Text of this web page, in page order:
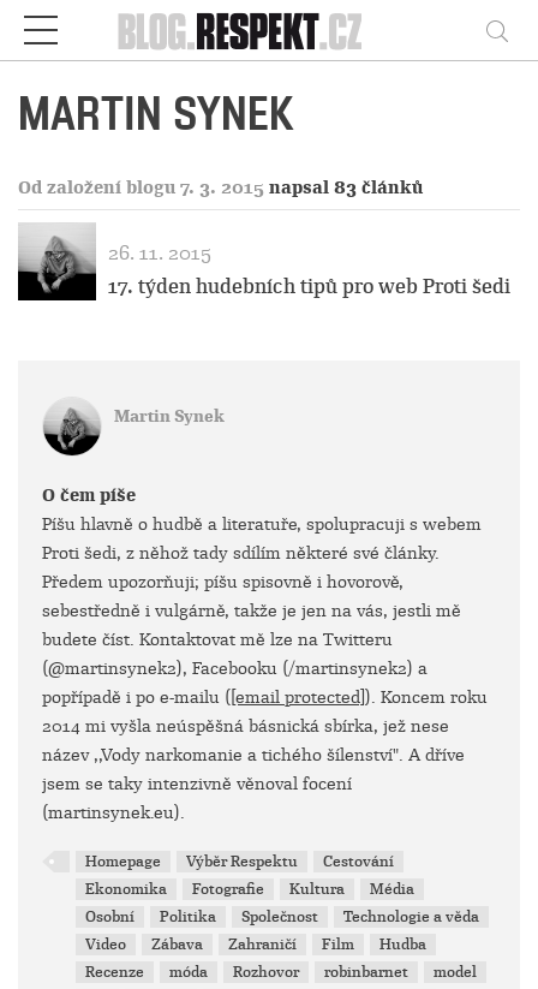
Respekt
MARTIN SYNEK
Od založení blogu 7. 3. 2015 napsal 83 článků
26. 11. 2015
17. týden hudebních tipů pro web Proti šedi
Martin Synek
O čem píše
Píšu hlavně o hudbě a literatuře, spolupracuji s webem
Proti šedi, z něhož tady sdílím některé své články.
Předem upozorňuji; píšu spisovně i hovorově,
sebestředně i vulgárně, takže je jen na vás, jestli mě
budete číst. Kontaktovat mě lze na Twitteru
(@martinsynek2), Facebooku (/martinsynek2) a
popřípadě i po e-mailu ([email protected]). Koncem roku
2014 mi vyšla neúspěšná básnická sbírka, jež nese
název ,,Vody narkomanie a tichého šílenství". A dříve
jsem se taky intenzivně věnoval focení
(martinsynek.eu).
Homepage Výběr Respektu
Cestování
Ekonomika
Fotografie Kultura
Média
Osobní
Politika Společnost
Technologie a věda
Video
Zábava Zahraničí Film
Hudba
Recenze
móda Rozhovor robinbarnet
model